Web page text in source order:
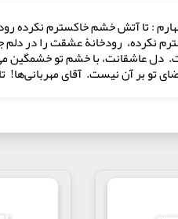
: تا آتش خشم خاکسترم نکرده
عاشقانت، با خشم تو خشمگین
تو بر آن نیست. آقای